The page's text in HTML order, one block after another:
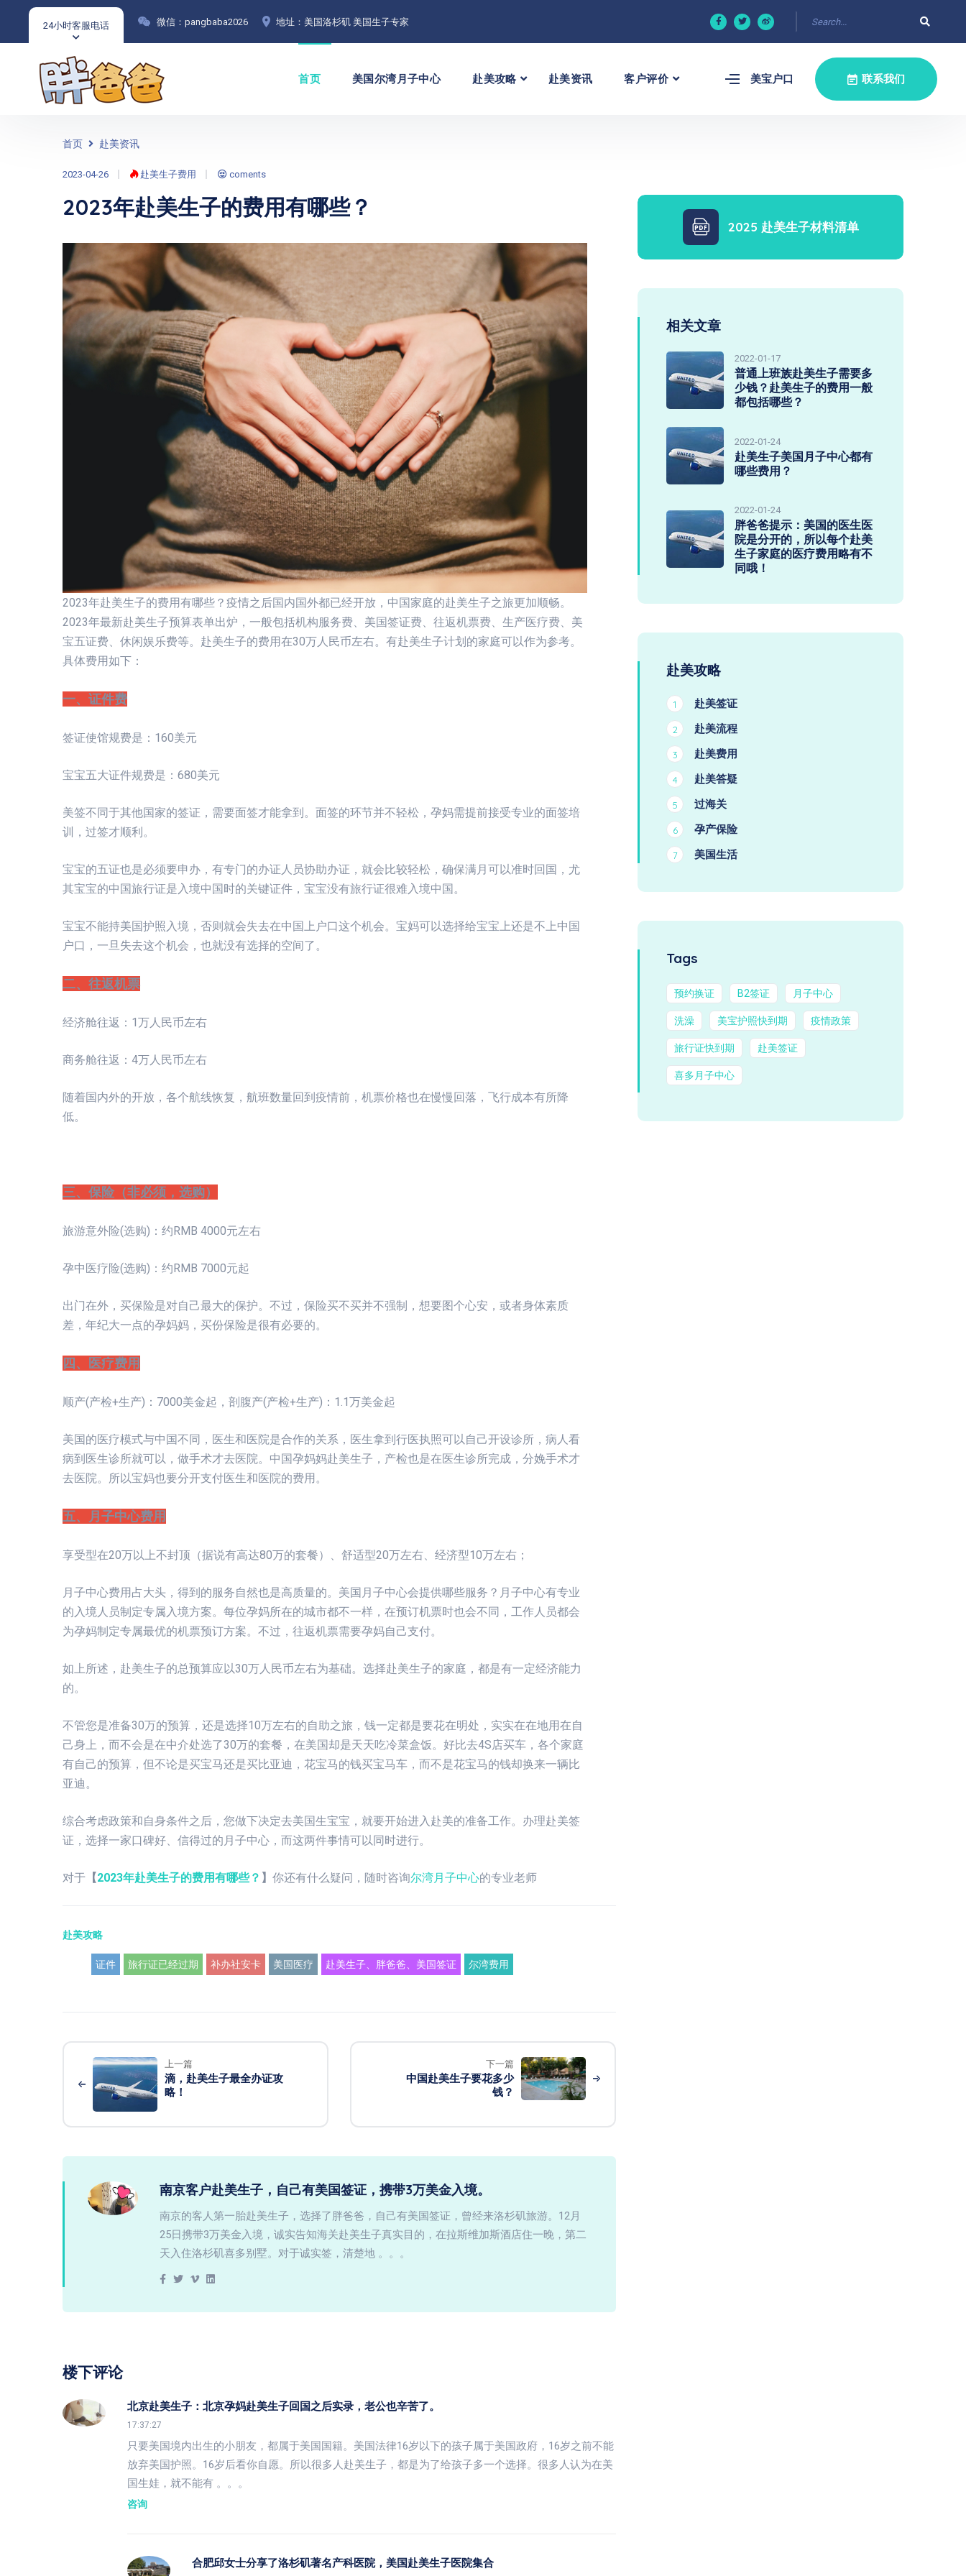
24小时客服电话 微信：pangbaba2026 地址：美国洛杉矶 美国生子专家
首页 美国尔湾月子中心 赴美攻略 赴美资讯 客户评价 美宝户口 联系我们
首页 赴美资讯
2023-04-26 赴美生子费用 coments
2023年赴美生子的费用有哪些？
2023年赴美生子的费用有哪些？疫情之后国内国外都已经开放，中国家庭的赴美生子之旅更加顺畅。
2023年最新赴美生子预算表单出炉，一般包括机构服务费、美国签证费、往返机票费、生产医疗费、美
宝五证费、休闲娱乐费等。赴美生子的费用在30万人民币左右。有赴美生子计划的家庭可以作为参考。
具体费用如下：
一、证件费
签证使馆规费是：160美元
宝宝五大证件规费是：680美元
美签不同于其他国家的签证，需要面签才能拿到。面签的环节并不轻松，孕妈需提前接受专业的面签培
训，过签才顺利。
宝宝的五证也是必须要申办，有专门的办证人员协助办证，就会比较轻松，确保满月可以准时回国，尤
其宝宝的中国旅行证是入境中国时的关键证件，宝宝没有旅行证很难入境中国。
宝宝不能持美国护照入境，否则就会失去在中国上户口这个机会。宝妈可以选择给宝宝上还是不上中国
户口，一旦失去这个机会，也就没有选择的空间了。
二、往返机票
经济舱往返：1万人民币左右
商务舱往返：4万人民币左右
随着国内外的开放，各个航线恢复，航班数量回到疫情前，机票价格也在慢慢回落，飞行成本有所降
低。
三、保险（非必须，选购）
旅游意外险(选购)：约RMB 4000元左右
孕中医疗险(选购)：约RMB 7000元起
出门在外，买保险是对自己最大的保护。不过，保险买不买并不强制，想要图个心安，或者身体素质
差，年纪大一点的孕妈妈，买份保险是很有必要的。
四、医疗费用
顺产(产检+生产)：7000美金起，剖腹产(产检+生产)：1.1万美金起
美国的医疗模式与中国不同，医生和医院是合作的关系，医生拿到行医执照可以自己开设诊所，病人看
病到医生诊所就可以，做手术才去医院。中国孕妈妈赴美生子，产检也是在医生诊所完成，分娩手术才
去医院。所以宝妈也要分开支付医生和医院的费用。
五、月子中心费用
享受型在20万以上不封顶（据说有高达80万的套餐）、舒适型20万左右、经济型10万左右；
月子中心费用占大头，得到的服务自然也是高质量的。美国月子中心会提供哪些服务？月子中心有专业
的入境人员制定专属入境方案。每位孕妈所在的城市都不一样，在预订机票时也会不同，工作人员都会
为孕妈制定专属最优的机票预订方案。不过，往返机票需要孕妈自己支付。
如上所述，赴美生子的总预算应以30万人民币左右为基础。选择赴美生子的家庭，都是有一定经济能力
的。
不管您是准备30万的预算，还是选择10万左右的自助之旅，钱一定都是要花在明处，实实在在地用在自
己身上，而不会是在中介处选了30万的套餐，在美国却是天天吃冷菜盒饭。好比去4S店买车，各个家庭
有自己的预算，但不论是买宝马还是买比亚迪，花宝马的钱买宝马车，而不是花宝马的钱却换来一辆比
亚迪。
综合考虑政策和自身条件之后，您做下决定去美国生宝宝，就要开始进入赴美的准备工作。办理赴美签
证，选择一家口碑好、信得过的月子中心，而这两件事情可以同时进行。
对于 【2023年赴美生子的费用有哪些？ 】 你还有什么疑问，随时咨询尔湾月子中心的专业老师
赴美攻略
证件 旅行证已经过期 补办社安卡 美国医疗 赴美生子、胖爸爸、美国签证 尔湾费用
上一篇
滴，赴美生子最全办证攻
略！
下一篇
中国赴美生子要花多少
钱？
南京客户赴美生子，自己有美国签证，携带3万美金入境。
南京的客人第一胎赴美生子，选择了胖爸爸，自己有美国签证，曾经来洛杉矶旅游。12月
25日携带3万美金入境，诚实告知海关赴美生子真实目的，在拉斯维加斯酒店住一晚，第二
天入住洛杉矶喜多别墅。对于诚实签，清楚地 。。。
楼下评论
北京赴美生子：北京孕妈赴美生子回国之后实录，老公也辛苦了。
17:37:27
只要美国境内出生的小朋友，都属于美国国籍。美国法律16岁以下的孩子属于美国政府，16岁之前不能
放弃美国护照。16岁后看你自愿。所以很多人赴美生子，都是为了给孩子多一个选择。很多人认为在美
国生娃，就不能有 。。。
咨询
合肥邱女士分享了洛杉矶著名产科医院，美国赴美生子医院集合
2025 赴美生子材料清单
相关文章
2022-01-17
普通上班族赴美生子需要多
少钱？赴美生子的费用一般
都包括哪些？
2022-01-24
赴美生子美国月子中心都有
哪些费用？
2022-01-24
胖爸爸提示：美国的医生医
院是分开的，所以每个赴美
生子家庭的医疗费用略有不
同哦！
赴美攻略
1 赴美签证
2 赴美流程
3 赴美费用
4 赴美答疑
5 过海关
6 孕产保险
7 美国生活
Tags
预约换证 B2签证 月子中心
洗澡 美宝护照快到期 疫情政策
旅行证快到期 赴美签证
喜多月子中心